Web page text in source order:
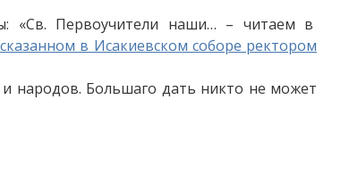
«Св. Первоучители наши… – читаем в
в Исакиевском соборе ректором
народов. Большаго дать никто не может